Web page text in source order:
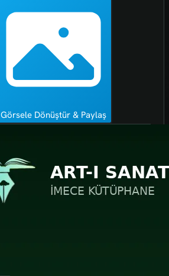
Görsele Dönüştür & Paylaş